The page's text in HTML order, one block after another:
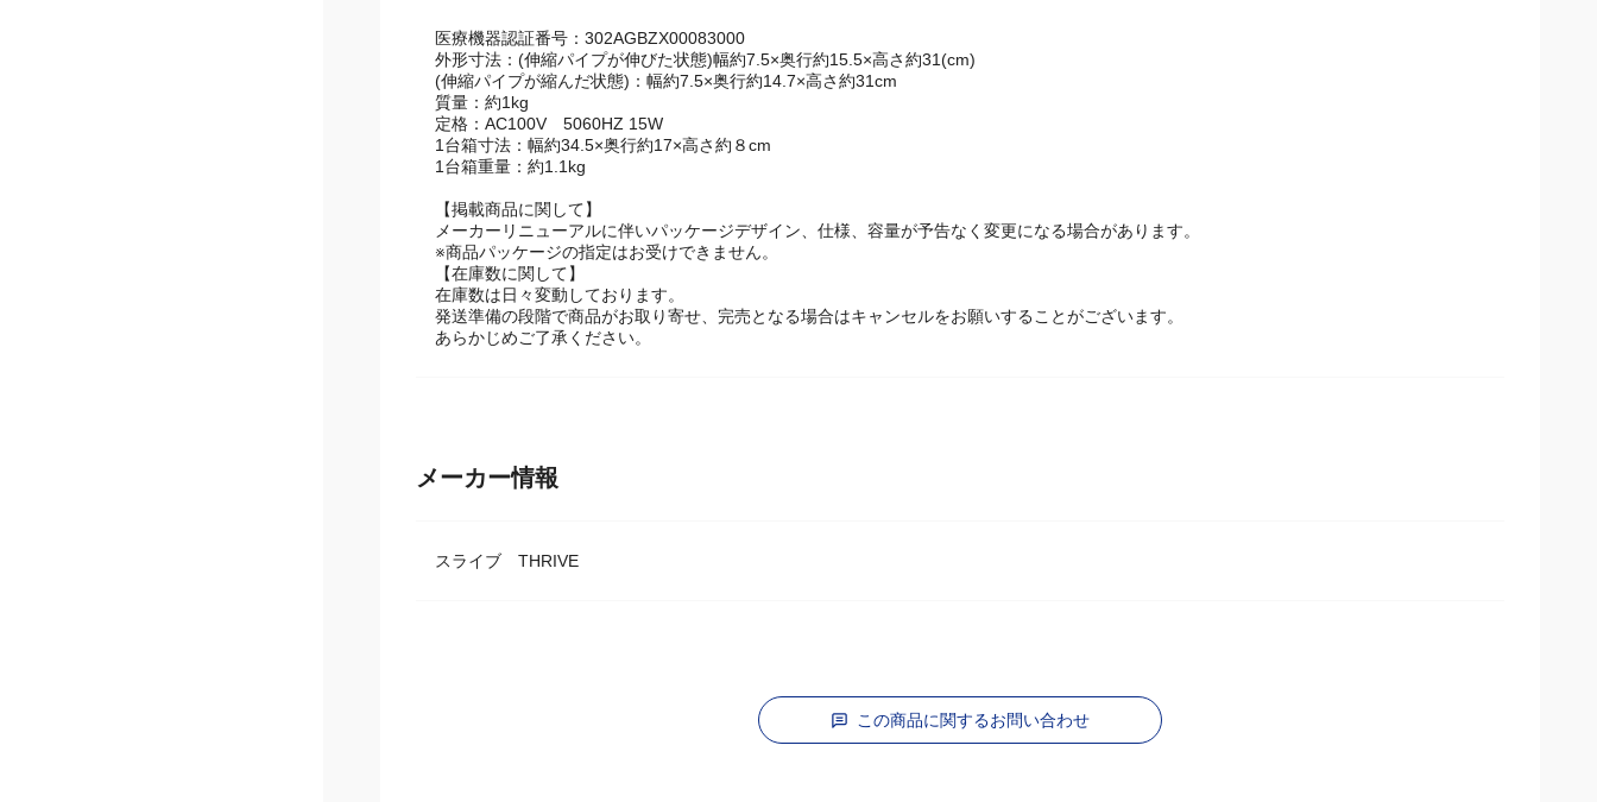
医療機器認証番号：302AGBZX00083000
外形寸法：(伸縮パイプが伸びた状態)幅約7.5×奥行約15.5×高さ約31(cm)
(伸縮パイプが縮んだ状態)：幅約7.5×奥行約14.7×高さ約31cm
質量：約1kg
定格：AC100V 5060HZ 15W
1台箱寸法：幅約34.5×奥行約17×高さ約８cm
【掲載商品に関して】
メーカーリニューアルに伴いパッケージデザイン、仕様、容量が予告なく変更になる場合があります。
※商品パッケージの指定はお受けできません。
【在庫数に関して】
在庫数は日々変動しております。
発送準備の段階で商品がお取り寄せ、完売となる場合はキャンセルをお願いすることがございます。
この商品に関するお問い合わせ